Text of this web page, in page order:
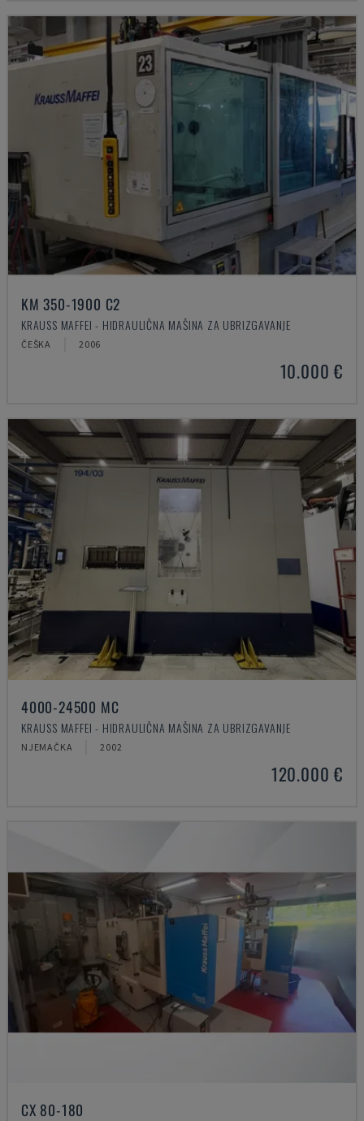
KM 350-1900 C2
KRAUSS MAFFEI - HIDRAULIČNA MAŠINA ZA UBRIZGAVANJE
ČEŠKA 2006
10.000 €
4000-24500 MC
KRAUSS MAFFEI - HIDRAULIČNA MAŠINA ZA UBRIZGAVANJE
NJEMAČKA 2002
120.000 €
CX 80-180